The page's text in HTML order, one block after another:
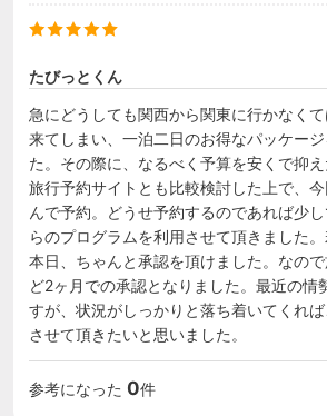
たびっとくん
急にどうしても関西から関東に行かなく
来てしまい、一泊二日のお得なパッケー
た。その際に、なるべく予算を安くで抑
旅行予約サイトとも比較検討した上で、
んで予約。どうせ予約するのであれば少
らのプログラムを利用させて頂きました
本日、ちゃんと承認を頂けました。なの
ど2ヶ月での承認となりました。最近の情
すが、状況がしっかりと落ち着いてくれ
させて頂きたいと思いました。
参考になった 0件